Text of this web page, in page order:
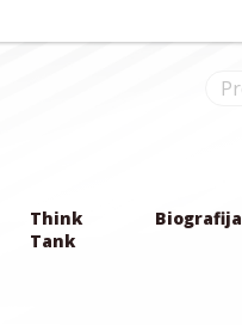
Think
Tank
Biografija